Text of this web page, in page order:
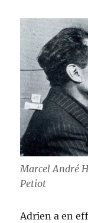
Marcel André
Petiot
Adrien a en